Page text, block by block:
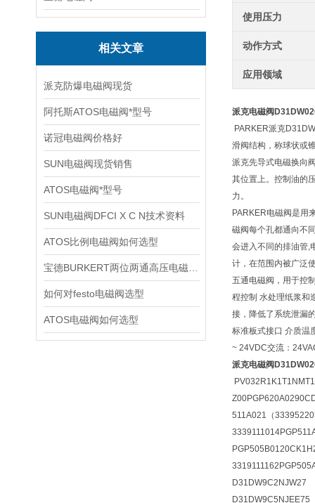
相关文章
派克防爆电磁阀现货
阿托斯ATOS电磁阀*型号
诺冠电磁阀价格好
SUN电磁阀现货销售
ATOS电磁阀*型号
SUN电磁阀DFCI X C N技术资料
ATOS比例电磁阀如何选型
如何对festo电磁阀选型
ATOS电磁阀如何选型
使用压力
动作方式
应用领域
派克电磁阀
PARKER派克
滑阀结构，称球状或
派克先导式电磁换向
其位置上。控制油的
力。
PARKER电磁阀是用
磁阀每个孔都通向不
会进入不同的排油管,
计，在范围内被广泛
五通电磁阀，用于控
程控制 水处理纸浆和
接，降低了系统泄漏
标准板式接口 介质温
~ 24VDC交流：
派克电磁阀
511A021（
D31DW9C2NJW27
D31DW9C5NJEE75